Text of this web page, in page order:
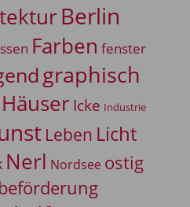
Berlin
Farben fenster
graphisch
Häuser Icke Industrie
Leben Licht
Nerl Nordsee ostig